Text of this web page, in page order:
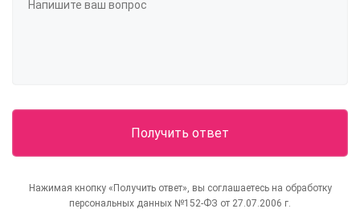
Нажимая кнопку «Получить ответ», вы соглашаетесь на обработку
персональных данных №152-ФЗ от 27.07.2006 г.